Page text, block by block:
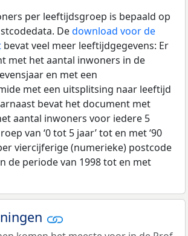
per leeftijdsgroep is bepaald op
Dedownload voor de
bevat veel meer leeftijdgegevens: Er
met het aantal inwoners in de
en met een
met een uitsplitsing naar leeftijd
bevat het document met
aantal inwoners voor iedere 5
van ‘0 tot 5 jaar’ tot en met ‘90
viercijferige (numerieke) postcode
de periode van 1998 tot en met